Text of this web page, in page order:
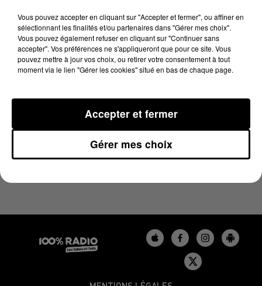
12 juillet 2023 - 2 min 59 sec
LES INFOS DU TARN DU 12/07/2023 À 17H59
Vous pouvez accepter en cliquant sur "Accepter et fermer", ou affiner en
sélectionnant les finalités et/ou partenaires dans "Gérer mes choix".
Vous pouvez également refuser en cliquant sur "Continuer sans
accepter". Vos préférences ne s'appliqueront que pour ce site. Vous
pouvez mettre à jour vos choix, ou retirer votre consentement à tout
moment via le lien "Gérer les cookies" situé en bas de chaque page.
Gérer mes choix
Accepter et fermer